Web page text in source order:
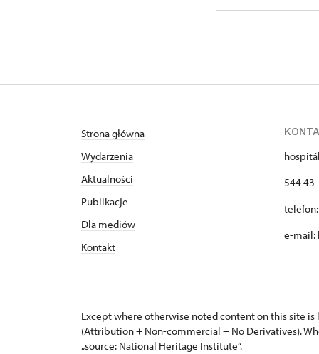
Strona główna
Wydarzenia
Aktualności
Publikacje
Dla mediów
Kontakt
544 43
e-mail:
Except where otherwise noted content on this site is
(Attribution + Non-commercial + No Derivatives).
„source: National Heritage Institute“.